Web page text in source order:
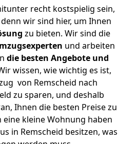
recht kostspielig sein,
wir sind hier, um Ihnen
zu bieten. Wir sind die
und arbeiten
die besten Angebote und
wissen, wie wichtig es ist,
von Remscheid nach
zu sparen, und deshalb
Ihnen die besten Preise zu
eine kleine Wohnung haben
in Remscheid besitzen, was